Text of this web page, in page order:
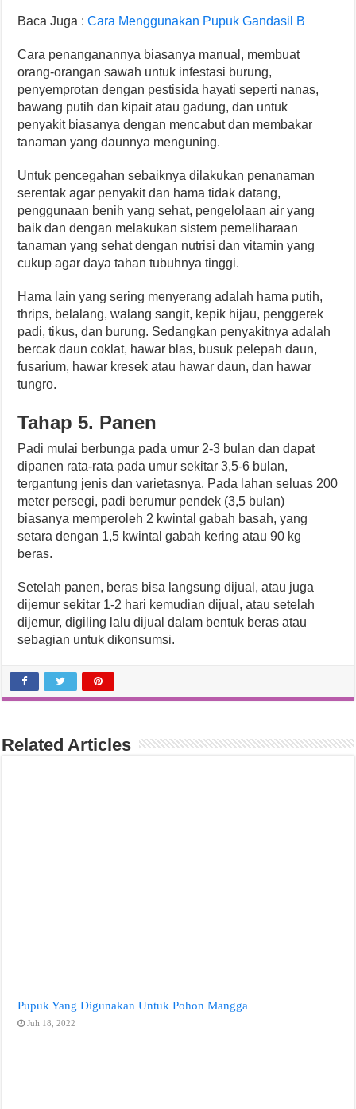
Baca Juga :Cara Menggunakan Pupuk Gandasil B
Cara penanganannya biasanya manual, membuat
orang-orangan sawah untuk infestasi burung,
penyemprotan dengan pestisida hayati seperti nanas,
bawang putih dan kipait atau gadung, dan untuk
penyakit biasanya dengan mencabut dan membakar
tanaman yang daunnya menguning.
Untuk pencegahan sebaiknya dilakukan penanaman
serentak agar penyakit dan hama tidak datang,
penggunaan benih yang sehat, pengelolaan air yang
baik dan dengan melakukan sistem pemeliharaan
tanaman yang sehat dengan nutrisi dan vitamin yang
cukup agar daya tahan tubuhnya tinggi.
Hama lain yang sering menyerang adalah hama putih,
thrips, belalang, walang sangit, kepik hijau, penggerek
padi, tikus, dan burung. Sedangkan penyakitnya adalah
bercak daun coklat, hawar blas, busuk pelepah daun,
fusarium, hawar kresek atau hawar daun, dan hawar
tungro.
Tahap 5. Panen
Padi mulai berbunga pada umur 2-3 bulan dan dapat
dipanen rata-rata pada umur sekitar 3,5-6 bulan,
tergantung jenis dan varietasnya. Pada lahan seluas 200
meter persegi, padi berumur pendek (3,5 bulan)
biasanya memperoleh 2 kwintal gabah basah, yang
setara dengan 1,5 kwintal gabah kering atau 90 kg
beras.
Setelah panen, beras bisa langsung dijual, atau juga
dijemur sekitar 1-2 hari kemudian dijual, atau setelah
dijemur, digiling lalu dijual dalam bentuk beras atau
sebagian untuk dikonsumsi.
Related Articles
Pupuk Yang Digunakan Untuk Pohon Mangga
Juli 18, 2022